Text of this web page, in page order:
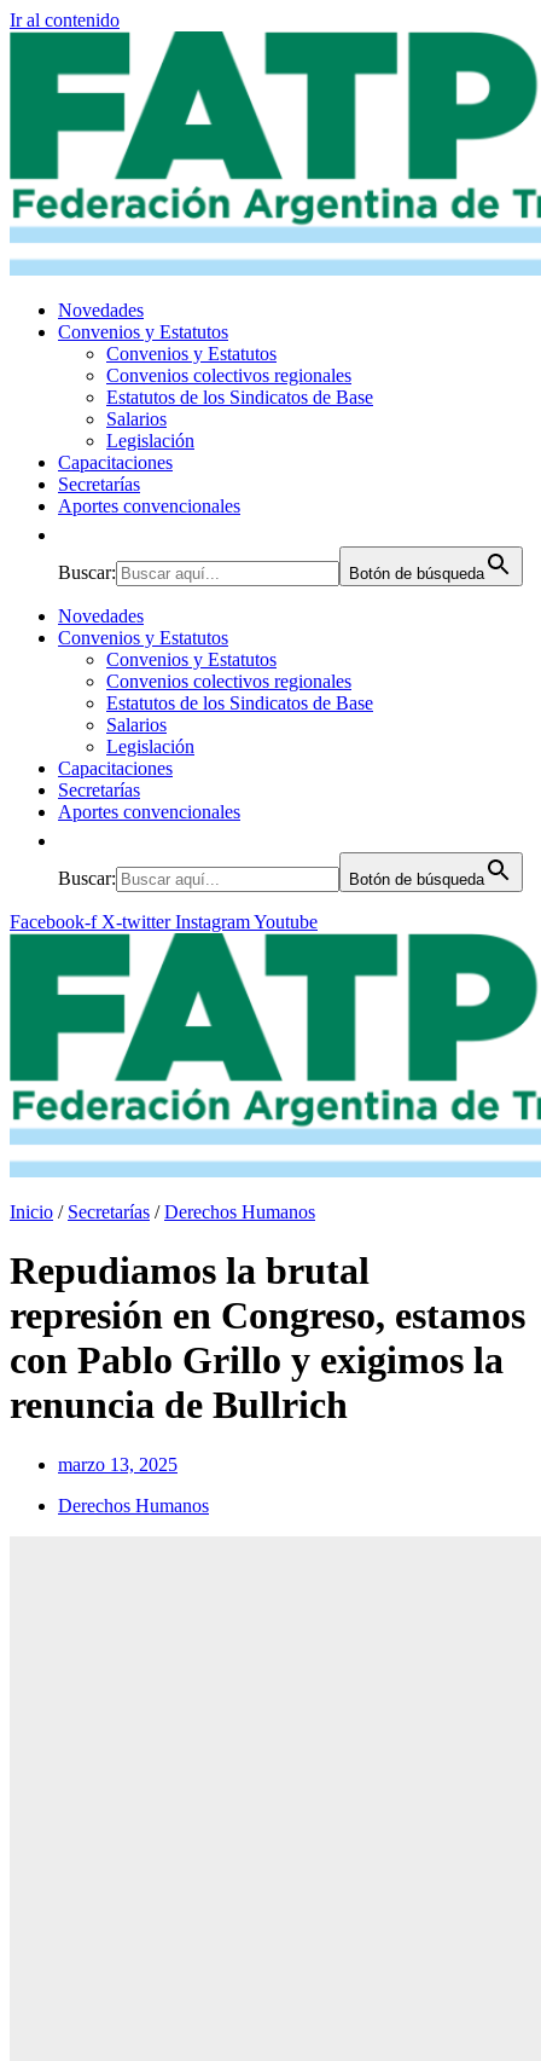
Ir al contenido
Novedades
Convenios y Estatutos
Convenios y Estatutos
Convenios colectivos regionales
Estatutos de los Sindicatos de Base
Salarios
Legislación
Capacitaciones
Secretarías
Aportes convencionales
Buscar: Botón de búsqueda
Novedades
Convenios y Estatutos
Convenios y Estatutos
Convenios colectivos regionales
Estatutos de los Sindicatos de Base
Salarios
Legislación
Capacitaciones
Secretarías
Aportes convencionales
Buscar: Botón de búsqueda
Facebook-f X-twitter InstagramYoutube
Inicio / Secretarías /Derechos Humanos
Repudiamos la brutal
represión en Congreso, estamos
con Pablo Grillo y exigimos la
renuncia de Bullrich
marzo 13, 2025
Derechos Humanos